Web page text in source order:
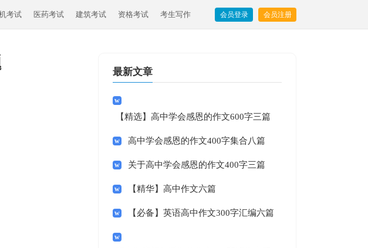
考试 医药考试 建筑考试 资格考试 考生写作 会员登录 会员注册
最新文章
【精选】高中学会感恩的作文600字三篇
高中学会感恩的作文400字集合八篇
关于高中学会感恩的作文400字三篇
【精华】高中作文六篇
【必备】英语高中作文300字汇编六篇